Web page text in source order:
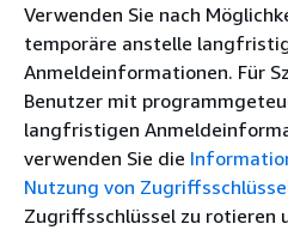
Verwenden Sie nach
temporäre anstelle
Anmeldeinformationen. Für
Benutzer mit
langfristigen
verwenden Sie die
Nutzung von
Zugriffsschlüssel zu rotieren